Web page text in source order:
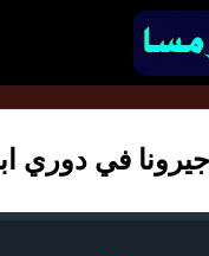
في دوري ابطال